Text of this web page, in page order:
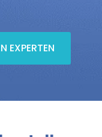
EXPERTEN